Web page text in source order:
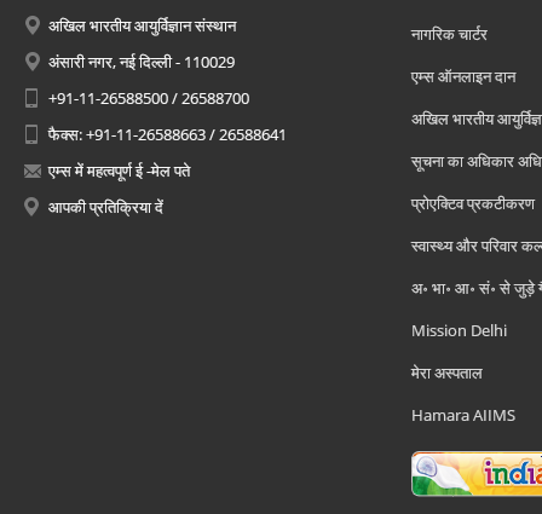
अखिल भारतीय आयुर्विज्ञान संस्थान
अंसारी नगर, नई दिल्ली - 110029
+91-11-26588500 / 26588700
फैक्स: +91-11-26588663 / 26588641
एम्स में महत्वपूर्ण ई -मेल पते
आपकी प्रतिक्रिया दें
नागरिक चार्टर
एम्स ऑनलाइन दान
अखिल भारतीय
सूचना का अधिकार
प्रोएक्टिव प्रकटीकरण
स्वास्थ्य और परिवार
अ॰ भा॰ आ॰ सं॰ से जुड़े
Mission Delhi
मेरा अस्पताल
Hamara AIIMS